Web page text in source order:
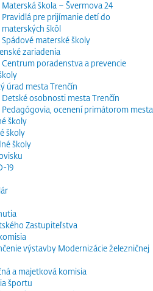
Materská škola – Švermova 24
Pravidlá pre prijímanie detí do
materských škôl
Spádové materské školy
zariadenia
Centrum poradenstva a prevencie
úrad mesta Trenčín
Detské osobnosti mesta Trenčín
Pedagógovia, ocenení primátorom mesta
školy
školy
školy
19
Zastupiteľstva
výstavby Modernizácie železničnej
a majetková komisia
športu